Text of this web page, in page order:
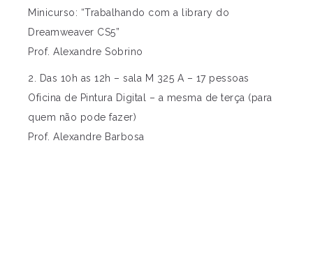
Minicurso: “Trabalhando com a library do
Dreamweaver CS5”
Prof. Alexandre Sobrino
2. Das 10h as 12h – sala M 325 A – 17 pessoas
Oficina de Pintura Digital – a mesma de terça (para
quem não pode fazer)
Prof. Alexandre Barbosa